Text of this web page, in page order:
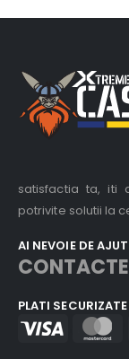
satisfactia ta, iti
potrivite solutii la
AI NEVOIE DE
PLATI SECURIZATE